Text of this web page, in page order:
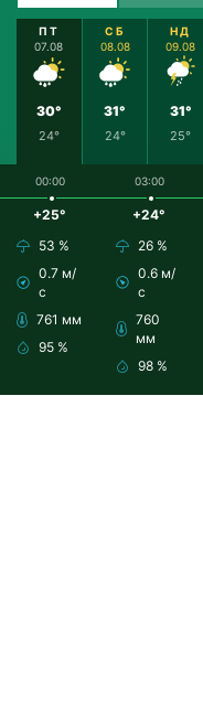
ПТ
07.08
30°
24°
СБ
08.08
31°
24°
НД
09.08
31°
25°
00:00
+25°
53 %
0.7 м/
с
761 мм
95 %
03:00
+24°
26 %
0.6 м/
с
760
мм
98 %